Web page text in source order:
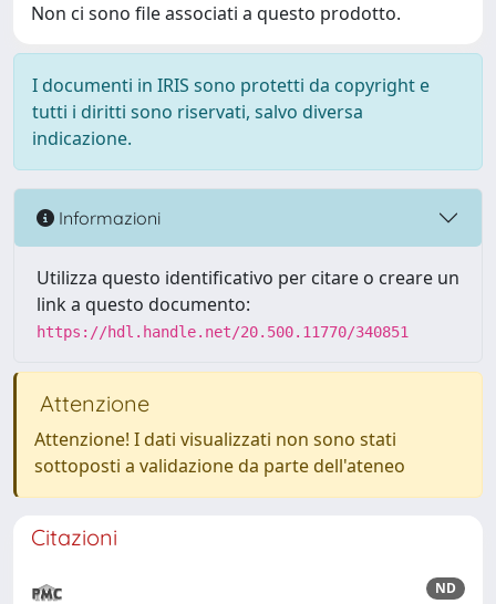
Non ci sono file associati a questo prodotto.
I documenti in IRIS sono protetti da copyright e
tutti i diritti sono riservati, salvo diversa
indicazione.
Informazioni
Utilizza questo identificativo per citare o creare un
link a questo documento:
https://hdl.handle.net/20.500.11770/340851
Attenzione
Attenzione! I dati visualizzati non sono stati
sottoposti a validazione da parte dell'ateneo
Citazioni
ND